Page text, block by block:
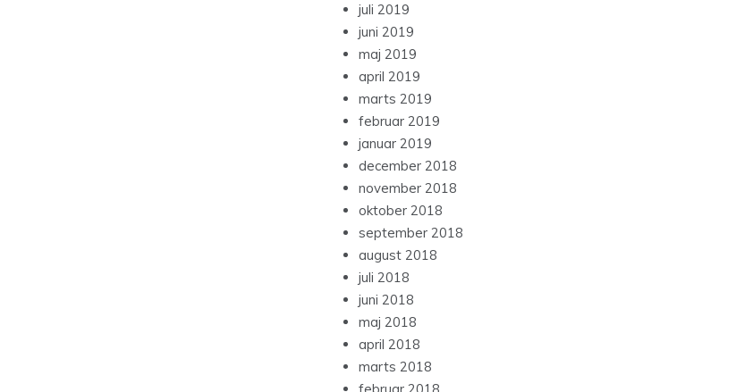
juli 2019
juni 2019
maj 2019
april 2019
marts 2019
februar 2019
januar 2019
december 2018
november 2018
oktober 2018
september 2018
august 2018
juli 2018
juni 2018
maj 2018
april 2018
marts 2018